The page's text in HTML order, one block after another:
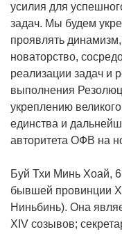
усилия для
задач. Мы будем
проявлять
новаторство,
реализации задач и
выполнения
укреплению
единства и
авторитета ОФВ на
Буй Тхи Минь Хоай,
бывшей провинции
Ниньбинь). Она
XIV созывов;